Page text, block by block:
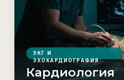
Кардиология
ЭКГ И
ЭХОКАРДИОГРАФИЯ